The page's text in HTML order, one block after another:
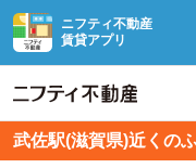
ニフティ不動産
賃貸アプリ
武佐駅(滋賀県)近くの